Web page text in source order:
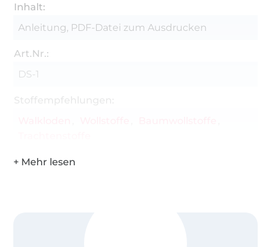
Inhalt:
Anleitung, PDF-Datei zum Ausdrucken
Art.Nr.:
DS-1
Stoffempfehlungen: